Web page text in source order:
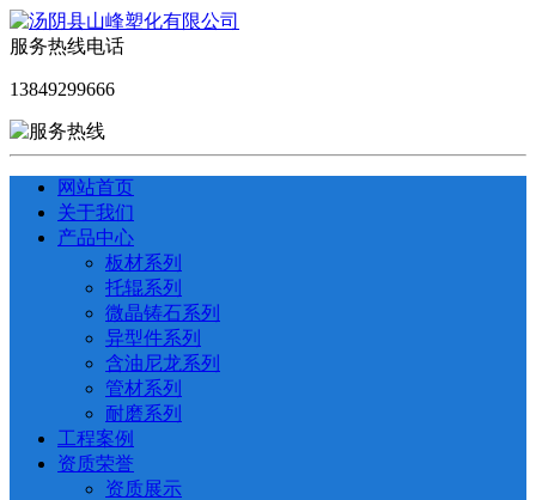
服务热线电话
13849299666
网站首页
关于我们
产品中心
板材系列
托辊系列
微晶铸石系列
异型件系列
含油尼龙系列
管材系列
耐磨系列
工程案例
资质荣誉
资质展示